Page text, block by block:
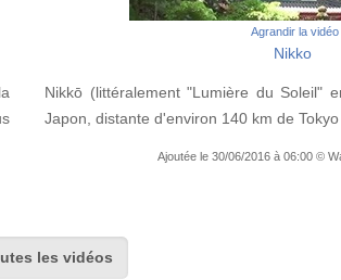
Agrandir la vidéo
Nikko
Nikkō (littéralement "Lumière du Soleil"
Japon, distante d'environ 140 km de
Ajoutée le 30/06/2016 à 06:00 ©
les vidéos